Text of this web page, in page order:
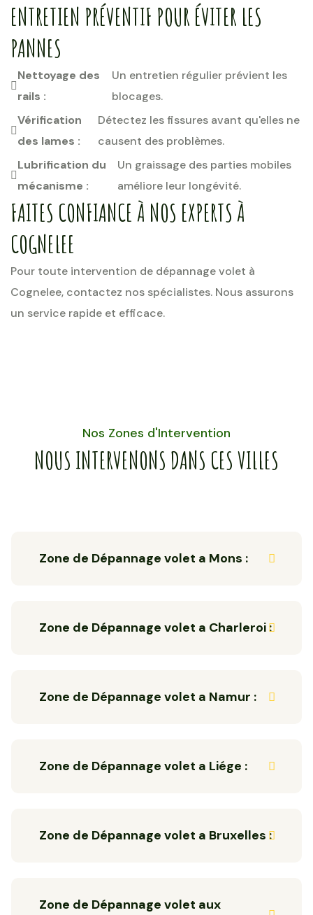
ENTRETIEN PRÉVENTIF POUR ÉVITER LES
PANNES
Nettoyage des
rails :
Un entretien régulier prévient les
blocages.
Vérification
des lames :
Détectez les fissures avant qu'elles ne
causent des problèmes.
Lubrification du
mécanisme :
Un graissage des parties mobiles
améliore leur longévité.
FAITES CONFIANCE À NOS EXPERTS À
COGNELEE
Pour toute intervention de dépannage volet à
Cognelee, contactez nos spécialistes. Nous assurons
un service rapide et efficace.
Nos Zones d'Intervention
NOUS INTERVENONS DANS CES VILLES
Zone de Dépannage volet a Mons :
Zone de Dépannage volet a Charleroi :
Zone de Dépannage volet a Namur :
Zone de Dépannage volet a Liége :
Zone de Dépannage volet a Bruxelles :
Zone de Dépannage volet aux